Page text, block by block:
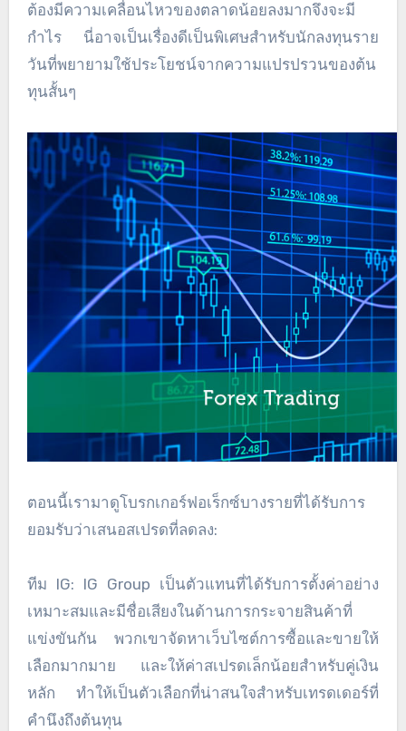
ต้องมีความเคลื่อนไหวของตลาดน้อยลงมากจึงจะมี
กำไร นี่อาจเป็นเรื่องดีเป็นพิเศษสำหรับนักลงทุนราย
วันที่พยายามใช้ประโยชน์จากความแปรปรวนของต้น
ทุนสั้นๆ
ตอนนี้เรามาดูโบรกเกอร์ฟอเร็กซ์บางรายที่ได้รับการ
ยอมรับว่าเสนอสเปรดที่ลดลง:
ทีม IG: IG Group เป็นตัวแทนที่ได้รับการตั้งค่าอย่าง
เหมาะสมและมีชื่อเสียงในด้านการกระจายสินค้าที่
แข่งขันกัน พวกเขาจัดหาเว็บไซต์การซื้อและขายให้
เลือกมากมาย และให้ค่าสเปรดเล็กน้อยสำหรับคู่เงิน
หลัก ทำให้เป็นตัวเลือกที่น่าสนใจสำหรับเทรดเดอร์ที่
คำนึงถึงต้นทุน